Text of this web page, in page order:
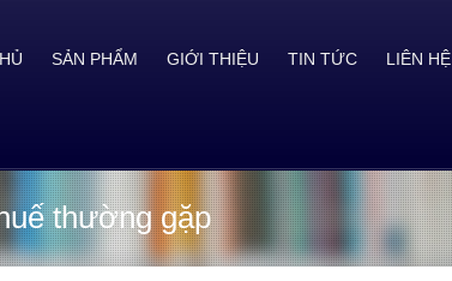
SẢN PHẨM GIỚI THIỆU TIN TỨC LIÊN HỆ
thường gặp